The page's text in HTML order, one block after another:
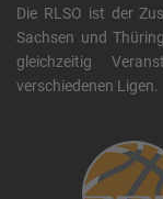
Die RLSO ist der
Sachsen und
gleichzeitig
verschiedenen Ligen.